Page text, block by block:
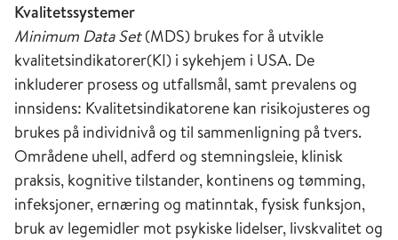
Kvalitetssystemer
Minimum Data Set(MDS) brukes for å utvikle
kvalitetsindikatorer(KI) i sykehjem i USA. De
inkluderer prosess og utfallsmål, samt prevalens og
innsidens: Kvalitetsindikatorene kan risikojusteres og
brukes på individnivå og til sammenligning på tvers.
Områdene uhell, adferd og stemningsleie, klinisk
praksis, kognitive tilstander, kontinens og tømming,
infeksjoner, ernæring og matinntak, fysisk funksjon,
bruk av legemidler mot psykiske lidelser, livskvalitet og